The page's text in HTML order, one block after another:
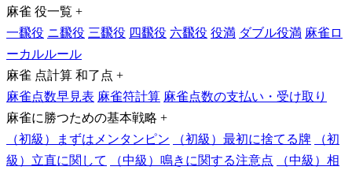
麻雀 役一覧 +
一飜役 ニ飜役 三飜役 四飜役 六飜役 役満 ダブル役満 麻雀ロ
ーカルルール
麻雀 点計算 和了点 +
麻雀点数早見表 麻雀符計算 麻雀点数の支払い・受け取り
麻雀に勝つための基本戦略 +
（初級）まずはメンタンピン
（初級）最初に捨てる牌
（初
級）立直に関して
（中級）鳴きに関する注意点
（中級）相